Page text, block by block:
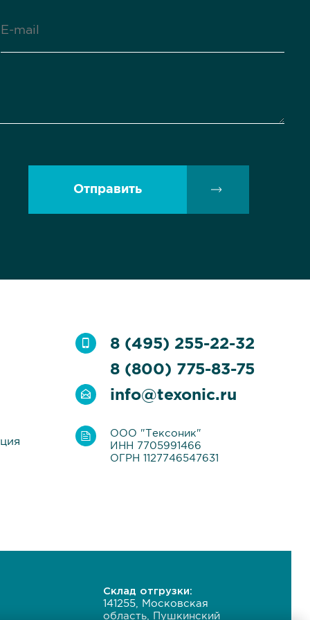
Отправить
8 (495) 255-22-32
8 (800) 775-83-75
info@texonic.ru
ООО "Тексоник"
ИНН 7705991466
ОГРН 1127746547631
Склад отгрузки:
141255, Московская
область, Пушкинский